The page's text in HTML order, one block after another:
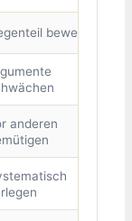
beweisen
anderen